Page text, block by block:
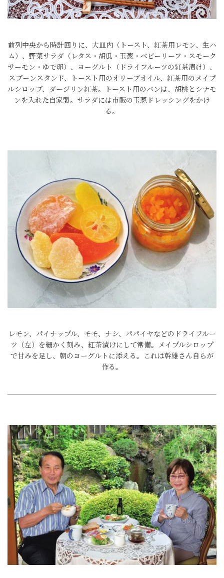
前列中央から時計回りに、大皿内（トースト、紅茶用レモン、生ハ
ム）、野菜サラダ（レタス・胡瓜・玉葱・ベビーリーフ・スモーク
サーモン・ゆで卵）、ヨーグルト（ドライフルーツの紅茶漬け）、
スプーンスタンド、トースト用のオリーブオイル、紅茶用のメイプ
ルシロップ、ダージリン紅茶。トースト用のパンは、胡桃とシナモ
ンを入れた自家製。サラダには市販の玉葱ドレッシングをかけ
る。
レモン、パイナップル、モモ、ナシ、パパイヤなどのドライフルー
ツ（左）を細かく刻み、紅茶漬けにして常備。メイプルシロップ
で甘みを足し、朝のヨーグルトに添える。これは幹雄さん自らが
作る。